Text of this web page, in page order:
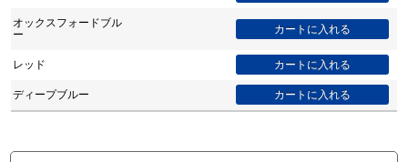
オックスフォードブル
ー
レッド
ディープブルー